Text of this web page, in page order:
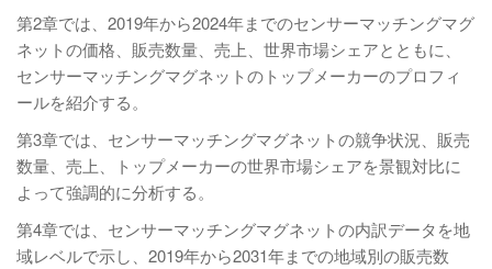
第2章では、2019年から2024年までのセンサーマッチングマグ
ネットの価格、販売数量、売上、世界市場シェアとともに、
センサーマッチングマグネットのトップメーカーのプロフィ
ールを紹介する。
第3章では、センサーマッチングマグネットの競争状況、販売
数量、売上、トップメーカーの世界市場シェアを景観対比に
よって強調的に分析する。
第4章では、センサーマッチングマグネットの内訳データを地
域レベルで示し、2019年から2031年までの地域別の販売数